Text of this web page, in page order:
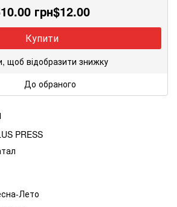
грн$12.00
Купити
щоб відобразити знижку
До обраного
PRESS
Лето